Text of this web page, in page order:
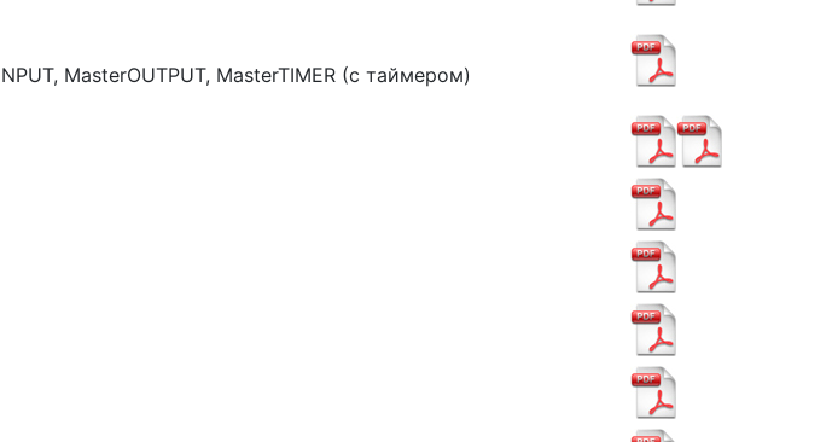
MasterOUTPUT, MasterTIMER (с таймером)